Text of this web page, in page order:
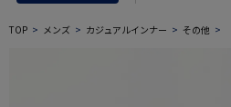
TOP メンズ カジュアルインナー その他